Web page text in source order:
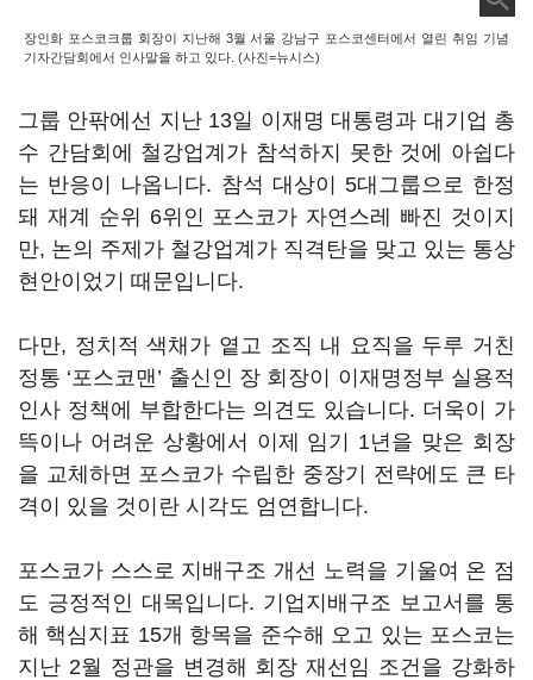
장인화 포스코크룹 회장이 지난해 3월 서울 강남구 포스코센터에서 열린 취임 기념
기자간담회에서 인사말을 하고 있다. (사진=뉴시스)
그룹 안팎에선 지난 13일 이재명 대통령과 대기업 총
수 간담회에 철강업계가 참석하지 못한 것에 아쉽다
는 반응이 나옵니다. 참석 대상이 5대그룹으로 한정
돼 재계 순위 6위인 포스코가 자연스레 빠진 것이지
만, 논의 주제가 철강업계가 직격탄을 맞고 있는 통상
현안이었기 때문입니다.
다만, 정치적 색채가 옅고 조직 내 요직을 두루 거친
정통 ‘포스코맨’ 출신인 장 회장이
이재명정부 실용적
인사 정책에 부합한다는 의견도 있습니다. 더욱이 가
뜩이나 어려운 상황에서 이제 임기 1년을 맞은 회장
을 교체하면 포스코가 수립한 중장기 전략에도 큰 타
격이 있을 것이란 시각도 엄연합니다.
포스코가 스스로 지배구조 개선 노력을 기울여 온 점
도 긍정적인 대목입니다. 기업지배구조 보고서를 통
해 핵심지표 15개 항목을 준수해 오고 있는 포스코는
지난 2월 정관을 변경해 회장 재선임 조건을 강화하